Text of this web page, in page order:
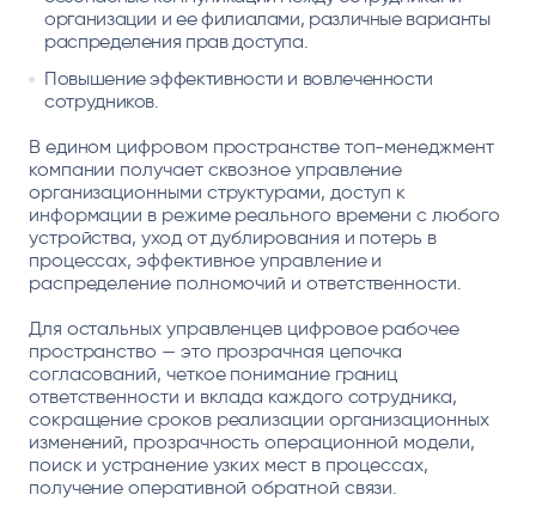
организации и ее филиалами, различные варианты
распределения прав доступа.
Повышение эффективности и вовлеченности
сотрудников.
В едином цифровом пространстве топ-менеджмент
компании получает сквозное управление
организационными структурами, доступ к
информации в режиме реального времени с любого
устройства, уход от дублирования и потерь в
процессах, эффективное управление и
распределение полномочий и ответственности.
Для остальных управленцев цифровое рабочее
пространство — это прозрачная цепочка
согласований, четкое понимание границ
ответственности и вклада каждого сотрудника,
сокращение сроков реализации организационных
изменений, прозрачность операционной модели,
поиск и устранение узких мест в процессах,
получение оперативной обратной связи.